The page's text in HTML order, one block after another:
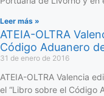
Leer más »
ATEIA-OLTRA
Código Aduanero
31 de enero de 2016
ATEIA-OLTRA Valencia
el “Libro sobre el Código